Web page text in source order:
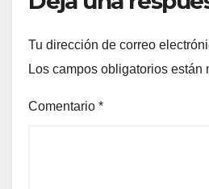
Tu dirección de correo
Los campos obligatorios están
Comentario *